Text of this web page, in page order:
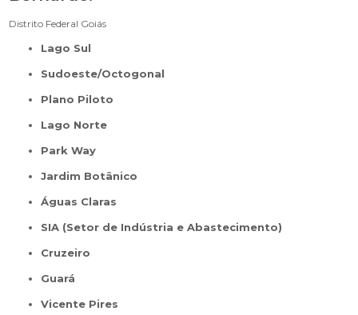
Distrito Federal Goiás
Lago Sul
Sudoeste/Octogonal
Plano Piloto
Lago Norte
Park Way
Jardim Botânico
Águas Claras
SIA (Setor de Indústria e Abastecimento)
Cruzeiro
Guará
Vicente Pires